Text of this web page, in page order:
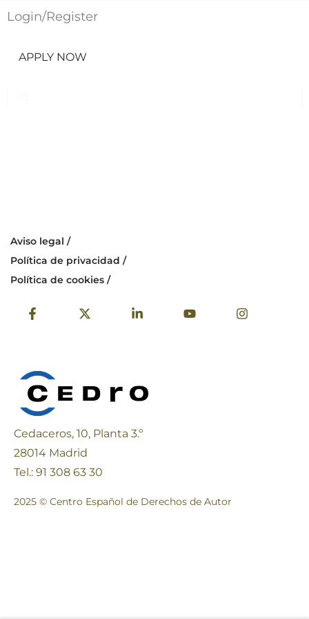
Login/Register
APPLY NOW
Aviso legal /
Política de privacidad /
Política de cookies /
Cedaceros, 10, Planta 3.º
28014 Madrid
Tel.: 91 308 63 30
2025 © Centro Español de Derechos de Autor